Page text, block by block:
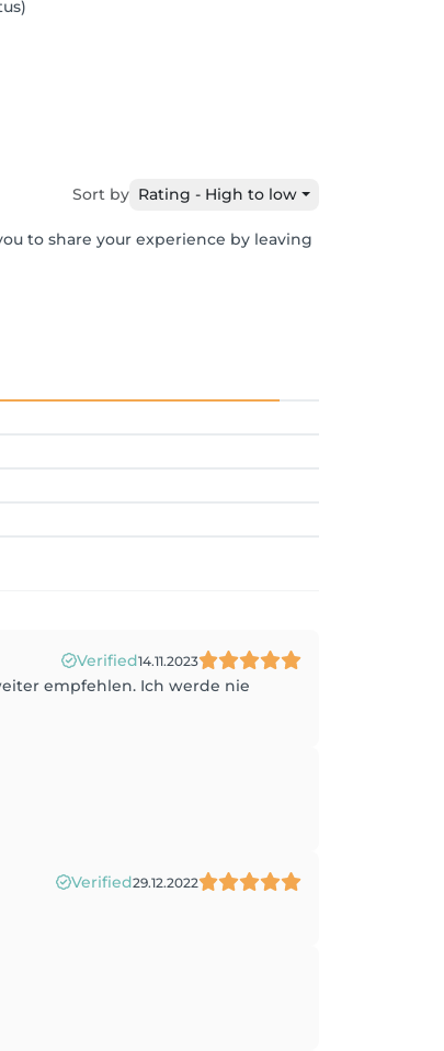
Sort by Rating - High to low
to share your experience by leaving
Verified14.11.2023
empfehlen. Ich werde nie
Verified29.12.2022